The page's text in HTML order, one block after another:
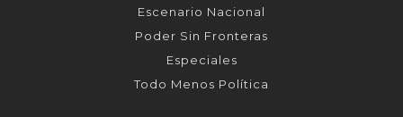
Escenario Nacional
Poder Sin Fronteras
Especiales
Todo Menos Política